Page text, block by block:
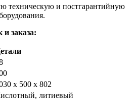
техническую и постгарантийную
и заказа:
x 500 x 802
литиевый